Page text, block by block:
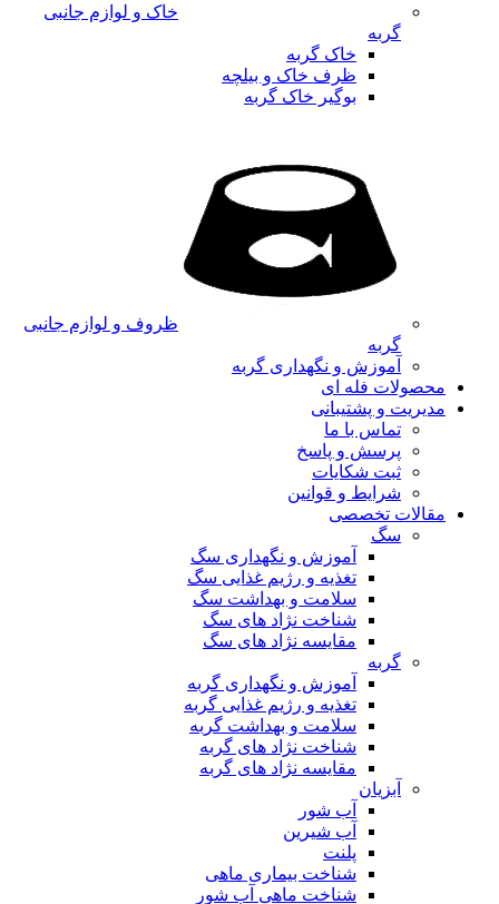
خاک و لوازم جانبی
گربه
خاک گربه
ظرف خاک و بیلچه
بوگیر خاک گربه
ظروف و لوازم جانبی
گربه
آموزش و نگهداری گربه
محصولات فله ای
مدیریت و پشتیبانی
تماس با ما
پرسش و پاسخ
ثبت شکایات
شرایط و قوانین
مقالات تخصصی
سگ
آموزش و نگهداری سگ
تغذیه و رژیم غذایی سگ
سلامت و بهداشت سگ
شناخت نژاد های سگ
مقایسه نژاد های سگ
گربه
آموزش و نگهداری گربه
تغذیه و رژیم غذایی گربه
سلامت و بهداشت گربه
شناخت نژاد های گربه
مقایسه نژاد های گربه
آبزیان
آب شور
آب شیرین
پلنت
شناخت بیماری ماهی
شناخت ماهی آب شور